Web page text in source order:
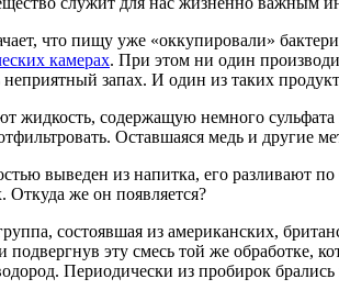
что пищу уже «оккупировали»
камерах. При этом ни один
запах. И один из таких
жидкость, содержащую немного
Оставшаяся медь и другие
выведен из напитка, его разливают
же он появляется?
группа, состоявшая из американских,
эту смесь той же обработке,
Периодически из пробирок